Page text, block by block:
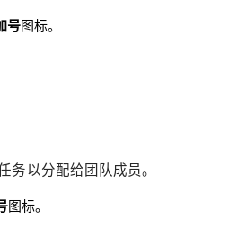
号图标。
务以分配给团队成员。
图标。